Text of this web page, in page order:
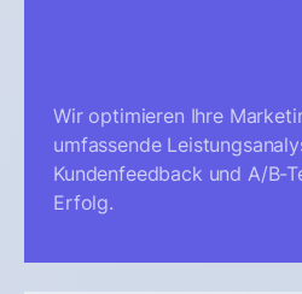
Wir optimieren Ihre
umfassende
Kundenfeedback und A/B-
Erfolg.